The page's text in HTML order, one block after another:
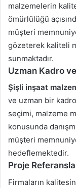
malzemelerin
ömürlülüğü
müşteri
gözeterek kaliteli
sunmaktadır.
Uzman Kadro
Şişli inşaat
ve uzman bir
seçimi, malzeme
konusunda
müşteri
hedeflemektedir.
Proje
Firmaların